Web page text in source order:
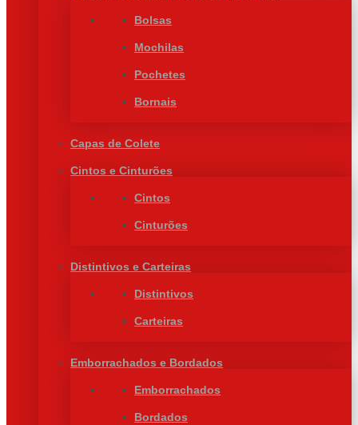
Bolsas
Mochilas
Pochetes
Bornais
Capas de Colete
Cintos e Cinturões
Cintos
Cinturões
Distintivos e Carteiras
Distintivos
Carteiras
Emborrachados e Bordados
Emborrachados
Bordados